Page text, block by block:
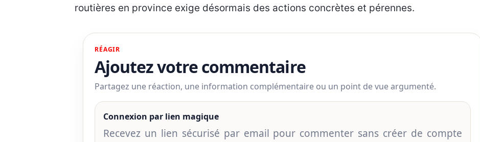
routières en province exige désormais des actions concrètes et pérennes.
RÉAGIR
Ajoutez votre commentaire
Partagez une réaction, une information complémentaire ou un point de vue argumenté.
Connexion par lien magique
Recevez un lien sécurisé par email pour commenter sans créer de compte